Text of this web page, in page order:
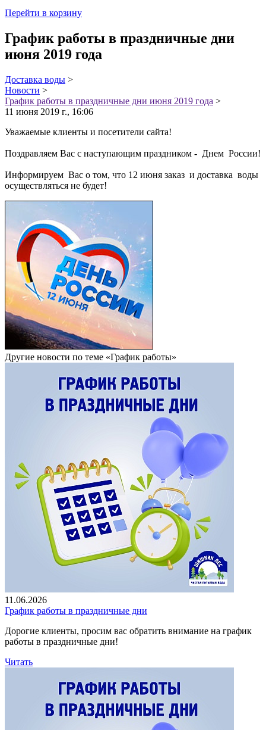
Перейти в корзину
График работы в праздничные дни
июня 2019 года
Доставка воды >
Новости >
График работы в праздничные дни июня 2019 года >
11 июня 2019 г., 16:06
Уважаемые клиенты и посетители сайта!
Поздравляем Вас с наступающим праздником - Днем России!
Информируем Вас о том, что 12 июня заказ и доставка воды
осуществляться не будет!
Другие новости по теме «График работы»
11.06.2026
График работы в праздничные дни
Дорогие клиенты, просим вас обратить внимание на график
работы в праздничные дни!
Читать